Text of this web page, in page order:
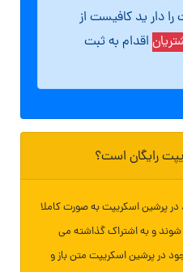
دار ید کافیست از
اقدام به ثبت
رایگان است؟
پرشین اسکریپت به صورت کاملا
و به اشتراک گذاشته می
در پرشین اسکریپت متن باز و